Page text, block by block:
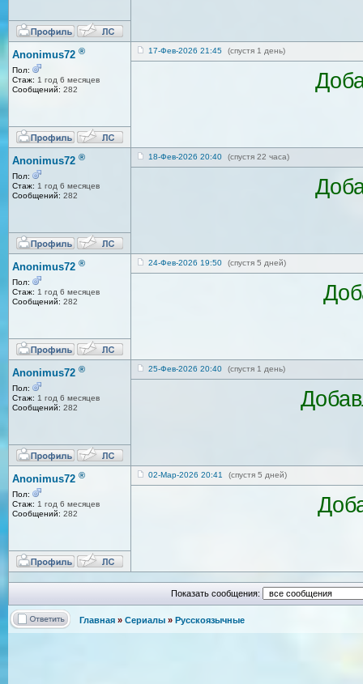
Anonimus72 ®
Пол:
Стаж: 1 год 6 месяцев
Сообщений: 282
17-Фев-2026 21:45 (спустя 1 день)
Anonimus72 ®
Пол:
Стаж: 1 год 6 месяцев
Сообщений: 282
18-Фев-2026 20:40 (спустя 22 часа)
Anonimus72 ®
Пол:
Стаж: 1 год 6 месяцев
Сообщений: 282
24-Фев-2026 19:50 (спустя 5 дней)
Anonimus72 ®
Пол:
Стаж: 1 год 6 месяцев
Сообщений: 282
25-Фев-2026 20:40 (спустя 1 день)
Anonimus72 ®
Пол:
Стаж: 1 год 6 месяцев
Сообщений: 282
02-Мар-2026 20:41 (спустя 5 дней)
Показать сообщения:
Главная » Сериалы » Русскоязычные